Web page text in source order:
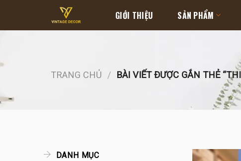
content
GIỚI THIỆU SẢN PHẨM
TRANG CHỦ / BÀI VIẾT ĐƯỢC GẮN THẺ
DANH MỤC